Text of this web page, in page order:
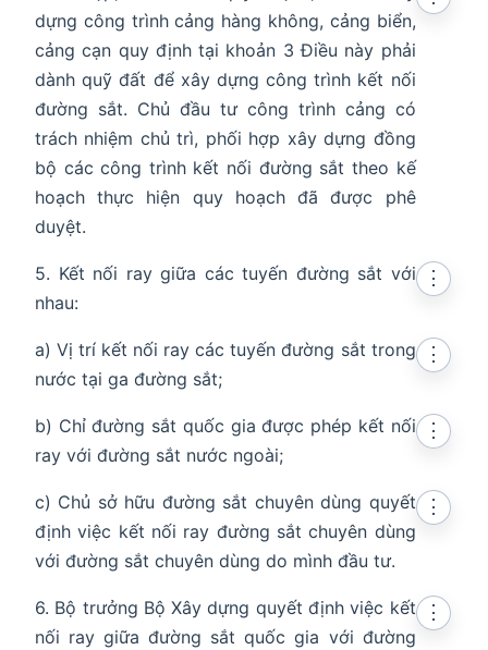
dựng công trình cảng hàng không, cảng biển,
cảng cạn quy định tại khoản 3 Điều này phải
dành quỹ đất để xây dựng công trình kết nối
đường sắt. Chủ đầu tư công trình cảng có
trách nhiệm chủ trì, phối hợp xây dựng đồng
bộ các công trình kết nối đường sắt theo kế
hoạch thực hiện quy hoạch đã được phê
duyệt.
5. Kết nối ray giữa các tuyến đường sắt với
nhau:
⋮
a) Vị trí kết nối ray các tuyến đường sắt trong
nước tại ga đường sắt;
⋮
b) Chỉ đường sắt quốc gia được phép kết nối
ray với đường sắt nước ngoài;
⋮
c) Chủ sở hữu đường sắt chuyên dùng quyết
định việc kết nối ray đường sắt chuyên dùng
với đường sắt chuyên dùng do mình đầu tư.
⋮
6. Bộ trưởng Bộ Xây dựng quyết định việc kết
nối ray giữa đường sắt quốc gia với đường
⋮